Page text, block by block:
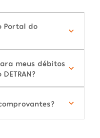
Portal do
meus débitos